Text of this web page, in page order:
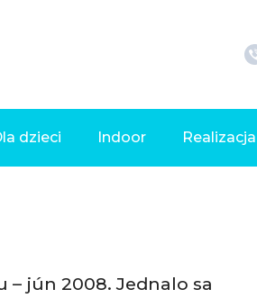
dzieci Indoor Realizacja
jún 2008. Jednalo sa